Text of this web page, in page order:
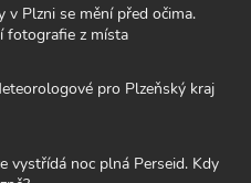
v Plzni se mění před očima.
fotografie z místa
pro Plzeňský kraj
vystřídá noc plná Perseid. Kdy